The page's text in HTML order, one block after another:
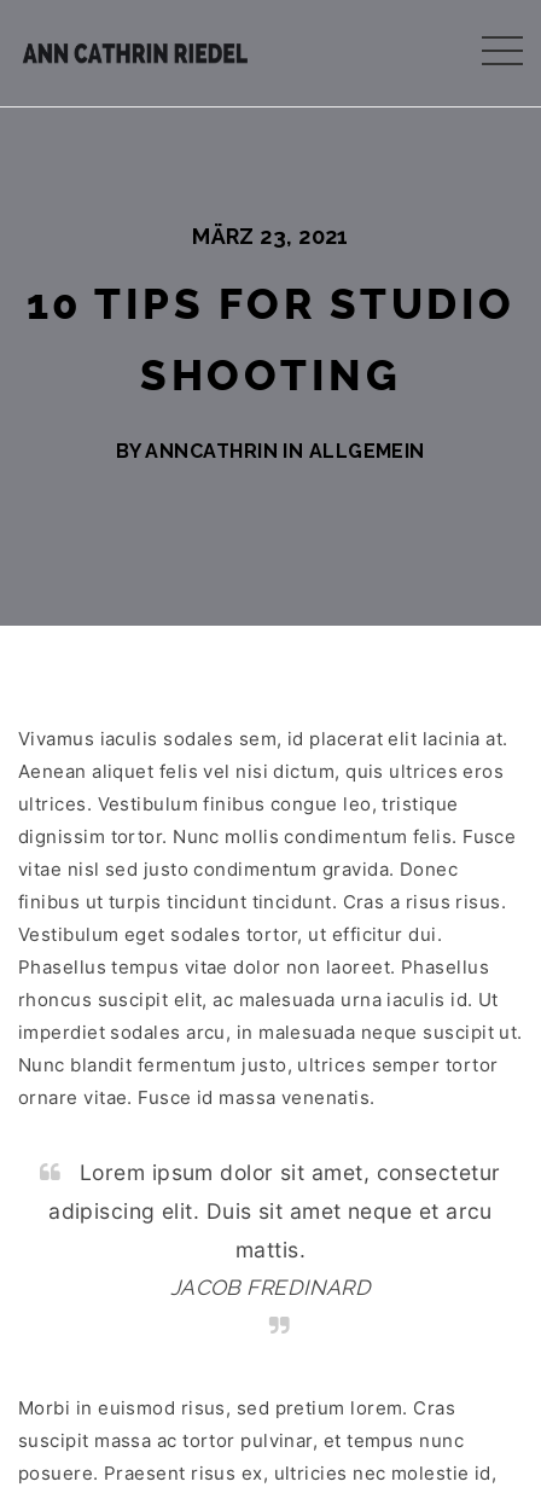
MÄRZ 23, 2021
10 TIPS FOR STUDIO
SHOOTING
BY ANNCATHRIN IN ALLGEMEIN
Vivamus iaculis sodales sem, id placerat elit lacinia at.
Aenean aliquet felis vel nisi dictum, quis ultrices eros
ultrices. Vestibulum finibus congue leo, tristique
dignissim tortor. Nunc mollis condimentum felis. Fusce
vitae nisl sed justo condimentum gravida. Donec
finibus ut turpis tincidunt tincidunt. Cras a risus risus.
Vestibulum eget sodales tortor, ut efficitur dui.
Phasellus tempus vitae dolor non laoreet. Phasellus
rhoncus suscipit elit, ac malesuada urna iaculis id. Ut
imperdiet sodales arcu, in malesuada neque suscipit ut.
Nunc blandit fermentum justo, ultrices semper tortor
ornare vitae. Fusce id massa venenatis.
Lorem ipsum dolor sit amet, consectetur
adipiscing elit. Duis sit amet neque et arcu
mattis.
JACOB FREDINARD
Morbi in euismod risus, sed pretium lorem. Cras
suscipit massa ac tortor pulvinar, et tempus nunc
posuere. Praesent risus ex, ultricies nec molestie id,